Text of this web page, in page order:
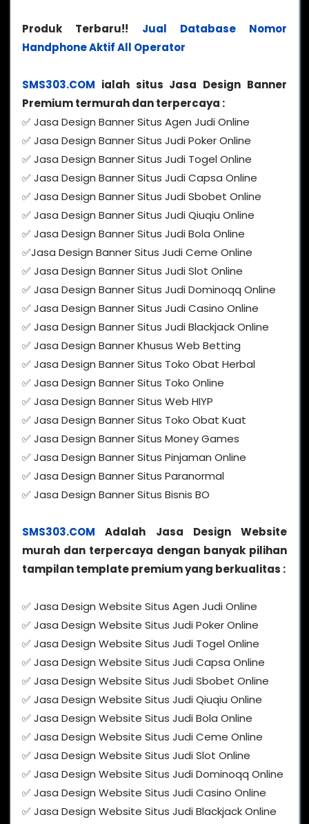
Produk Terbaru!! Jual Database Nomor
Handphone Aktif All Operator
SMS303.COM ialah situs Jasa Design Banner
Premium termurah dan terpercaya :
✅ Jasa Design Banner Situs Agen Judi Online
✅ Jasa Design Banner Situs Judi Poker Online
✅ Jasa Design Banner Situs Judi Togel Online
✅ Jasa Design Banner Situs Judi Capsa Online
✅ Jasa Design Banner Situs Judi Sbobet Online
✅ Jasa Design Banner Situs Judi Qiuqiu Online
✅ Jasa Design Banner Situs Judi Bola Online
✅Jasa Design Banner Situs Judi Ceme Online
✅ Jasa Design Banner Situs Judi Slot Online
✅ Jasa Design Banner Situs Judi Dominoqq Online
✅ Jasa Design Banner Situs Judi Casino Online
✅ Jasa Design Banner Situs Judi Blackjack Online
✅ Jasa Design Banner Khusus Web Betting
✅ Jasa Design Banner Situs Toko Obat Herbal
✅ Jasa Design Banner Situs Toko Online
✅ Jasa Design Banner Situs Web HIYP
✅ Jasa Design Banner Situs Toko Obat Kuat
✅ Jasa Design Banner Situs Money Games
✅ Jasa Design Banner Situs Pinjaman Online
✅ Jasa Design Banner Situs Paranormal
✅ Jasa Design Banner Situs Bisnis BO
SMS303.COM Adalah Jasa Design Website
murah dan terpercaya dengan banyak pilihan
tampilan template premium yang berkualitas :
✅ Jasa Design Website Situs Agen Judi Online
✅ Jasa Design Website Situs Judi Poker Online
✅ Jasa Design Website Situs Judi Togel Online
✅ Jasa Design Website Situs Judi Capsa Online
✅ Jasa Design Website Situs Judi Sbobet Online
✅ Jasa Design Website Situs Judi Qiuqiu Online
✅ Jasa Design Website Situs Judi Bola Online
✅ Jasa Design Website Situs Judi Ceme Online
✅ Jasa Design Website Situs Judi Slot Online
✅ Jasa Design Website Situs Judi Dominoqq Online
✅ Jasa Design Website Situs Judi Casino Online
✅ Jasa Design Website Situs Judi Blackjack Online